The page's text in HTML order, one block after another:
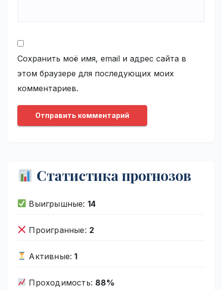
Сохранить моё имя, email и адрес сайта в
этом браузере для последующих моих
комментариев.
Статистика прогнозов
Выигрышные: 14
Проигранные: 2
Активные:1
Проходимость: 88%